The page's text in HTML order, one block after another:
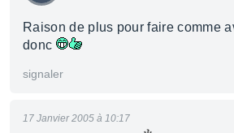
Raison de plus pour faire comme
donc
signaler
17 Janvier 2005 à 10:17